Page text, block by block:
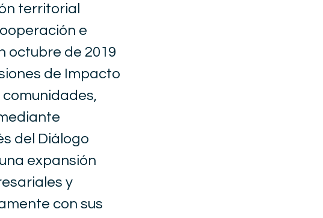
territorial
e
octubre de 2019
de Impacto
del Diálogo
expansión
y
con sus